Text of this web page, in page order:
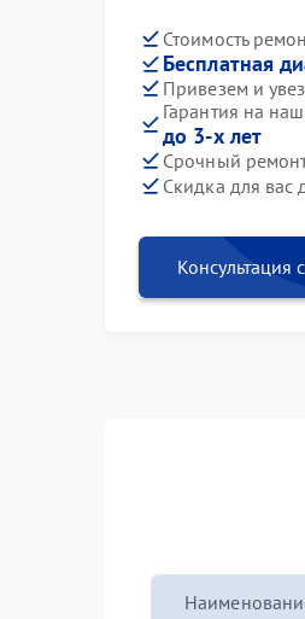
Стоимость
Бесплатная
Привезем и
Гарантия на
до 3-х лет
Срочный
Скидка для вас
Консультация